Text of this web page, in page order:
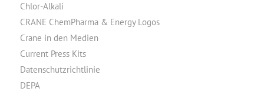
Chlor-Alkali
CRANE ChemPharma & Energy Logos
Crane in den Medien
Current Press Kits
Datenschutzrichtlinie
DEPA